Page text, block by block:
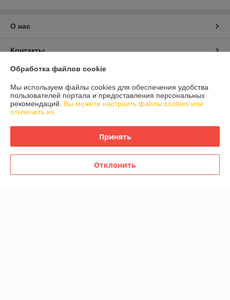
О нас
Контакты
Доставка и оплата
График работы
Политика обработки cookies
Обработка файлов cookie
Мы используем файлы cookies для обеспечения удобства
пользователей портала и предоставления персональных
рекомендаций. Вы можете настроить файлы cookies или
отключить их.
Принять
Отклонить